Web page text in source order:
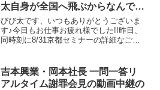
太自身が全国へ飛ぶからなんです
っ!!
びび太です、いつもありがとうございま
す♪今日もお仕事お疲れ様でした!!昨日、
同時刻に8/31京都セミナーの詳細なご案
からわざわざ起こしいただくお方もいら
っしゃいます...
吉本興業・岡本社長 一問一答リ
アルタイム謝罪会見の動画中継の